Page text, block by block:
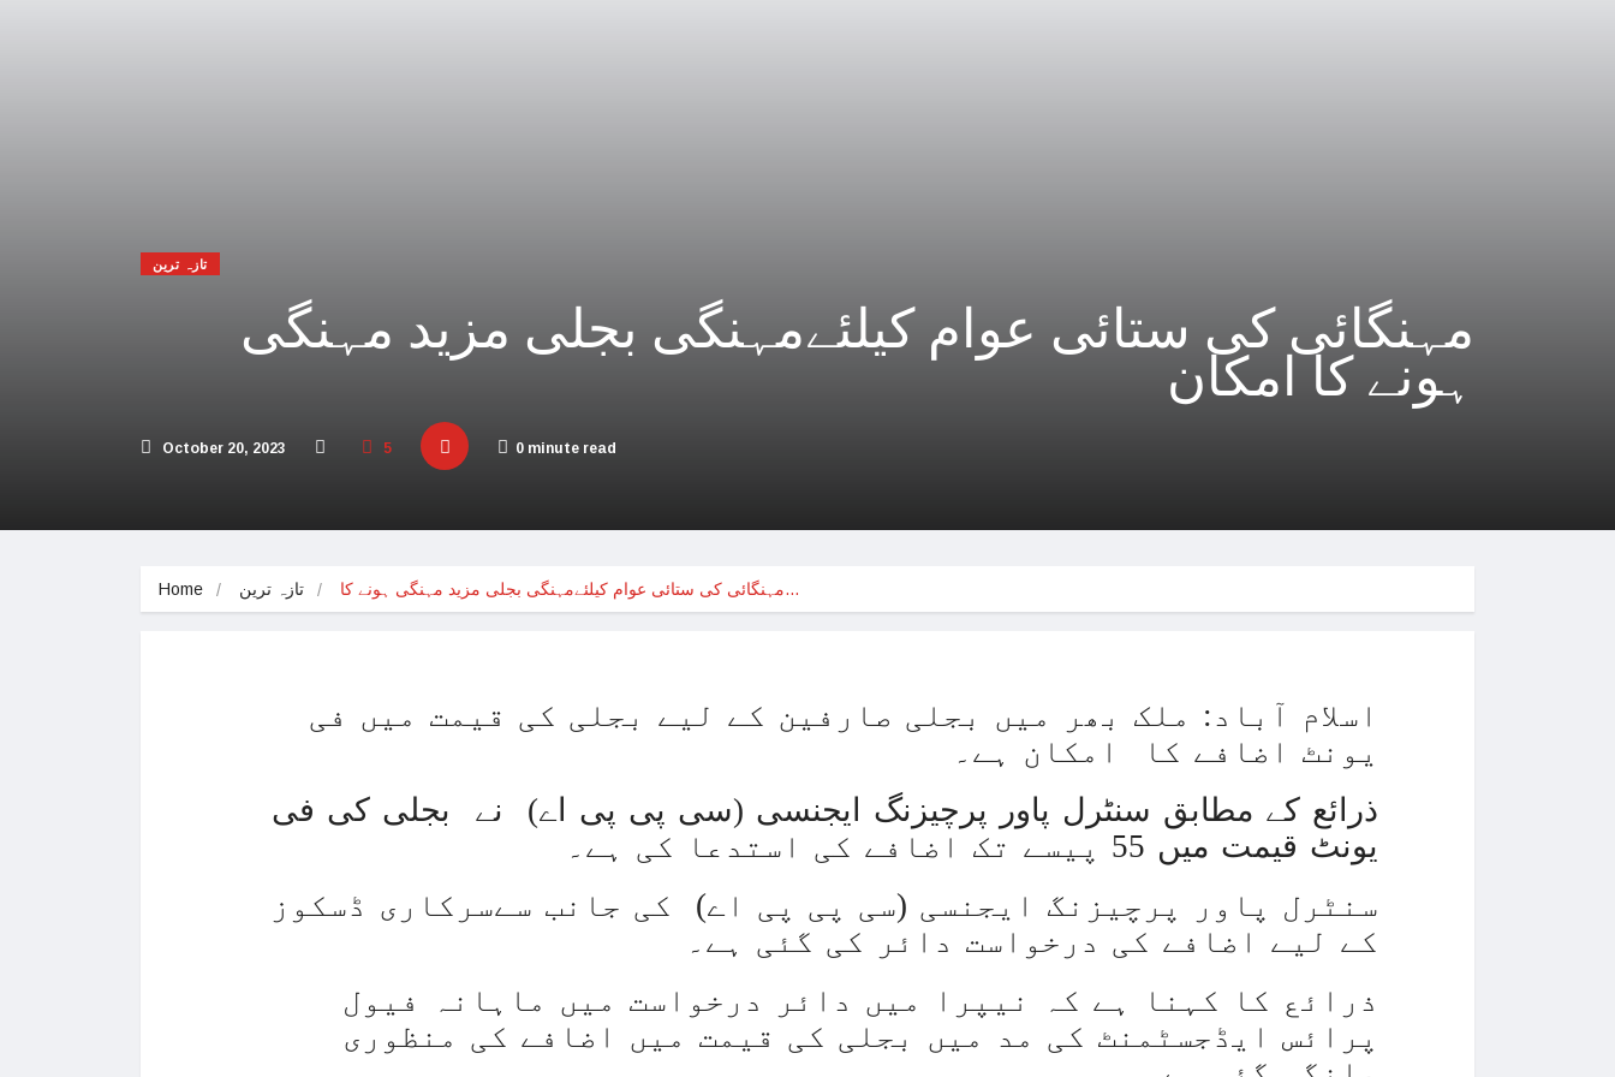
مکہ مکرمہ میں سونے کے متعدد نئے ذخائر مل گئے
فلسطینی مسلمانوں سے اظہاریکجہتی، عرب امارات میں سال نو کی تقاریب منسوخ
اسرائیل نے اپنے شہریوں کو بھارت میں محتاط رہنے کی ہدایات جاری کردیں
امریکا اور اسرائیل کا حماس کو جڑ سے ختم کرنے پر اتفاق
حماس نہ بچاتی تو اپنی ہی فوج کی گولہ باری میں مارے جاتے، اسرائیلی خواتین
ذاتی مفاد کو ترجیح دینے پر3 افغان کرکٹرز کیخلاف کارروائی
روس کا یوکرین کے اہم اسٹریٹجک شہر پر قبضہ کرنے کا دعویٰ
اسرائیل کا دمشق پر حملہ، ایرانی کمانڈرجاں بحق
آئی ایم ایف کی شرط، ای ایکس آئی ایم بینک کو آپریشنل کردیا گیا
تازہ ترین
مہنگائی کی ستائی عوام کیلئےمہنگی بجلی مزید مہنگی
ہونے کا امکان
October 20, 2023 5 0 minute read
Home تازہ ترین مہنگائی کی ستائی عوام کیلئےمہنگی بجلی مزید مہنگی ہونے کا…
اسلام آباد: ملک بھر میں بجلی صارفین کے لیے بجلی کی قیمت میں فی
یونٹ اضافے کا امکان ہے۔
یونٹ قیمت میں 55 پیسے تک اضافے کی استدعا کی ہے۔
سنٹرل پاور پرچیزنگ ایجنسی (سی پی پی اے) کی جانب سےسرکاری ڈسکوز
کے لیے اضافے کی درخواست دائر کی گئی ہے۔
پرائس ایڈجسٹمنٹ کی مد میں بجلی کی قیمت میں اضافے کی منظوری